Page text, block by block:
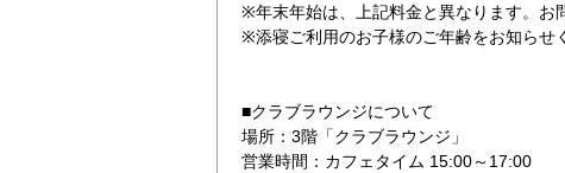
※年末年始は、上記料金と異なります。お
※添寝ご利用のお子様のご年齢をお知らせ
■クラブラウンジについて
場所：3階「クラブラウンジ」
営業時間：カフェタイム 15:00～17:00